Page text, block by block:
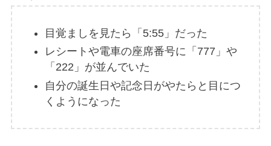
目覚ましを見たら「5:55」だった
レシートや電車の座席番号に「777」や
「222」が並んでいた
自分の誕生日や記念日がやたらと目につ
くようになった